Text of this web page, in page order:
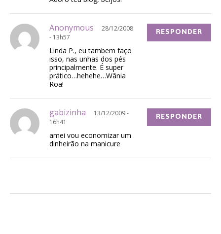
Anonymous
28/12/2008
- 13h57
Linda P., eu tambem faço
isso, nas unhas dos pés
principalmente. É super
prático…hehehe…Wânia
Roa!
RESPONDER
gabizinha
13/12/2009 -
16h41
amei vou economizar um
dinheirão na manicure
RESPONDER